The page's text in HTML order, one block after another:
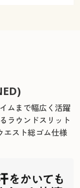
ムまで幅広く活躍
ラウンドスリット
エスト総ゴム仕様